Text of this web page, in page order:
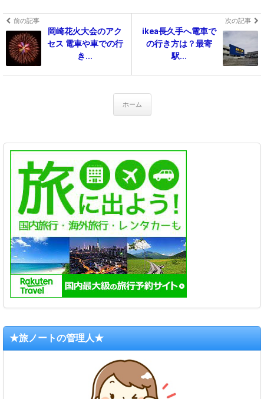
前の記事
岡崎花火大会のアク
セス 電車や車での行
き...
次の記事
ikea長久手へ電車で
の行き方は？最寄
駅...
ホーム
★旅ノートの管理人★